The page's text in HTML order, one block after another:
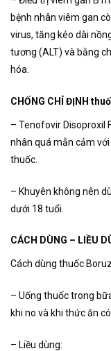
bệnh nhân viêm gan
virus, tăng kéo dài
tương (ALT) và bằng
hóa.
CHỐNG CHỈ ĐỊNH
– Tenofovir Disoproxil
nhân quá mẫn cảm
thuốc.
– Khuyên không nên
dưới 18 tuổi.
CÁCH DÙNG – LIỀU
Cách dùng thuốc
– Uống thuốc trong
khi no và khi thức ăn
– Liều dùng: